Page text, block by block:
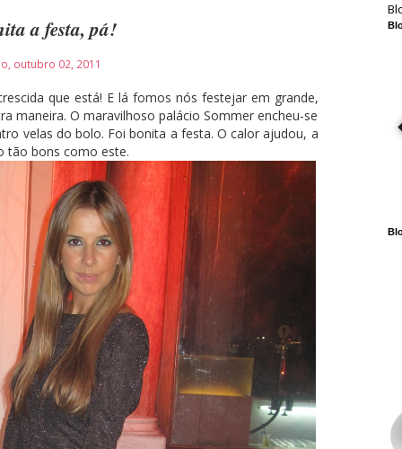
a festa, pá!
outubro 02, 2011
que está! E lá fomos nós festejar em grande,
maneira. O maravilhoso palácio Sommer encheu-se
velas do bolo. Foi bonita a festa. O calor ajudou, a
tão bons como este.